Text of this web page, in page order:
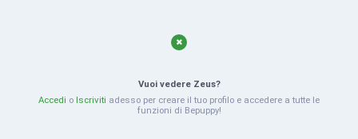
Vuoi vedere Zeus?
Accedi o Iscriviti adesso per creare il tuo profilo e accedere a tutte le
funzioni di Bepuppy!